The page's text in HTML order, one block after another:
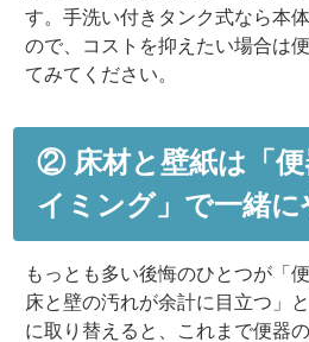
す。手洗い付きタンク式なら本
ので、コストを抑えたい場合は
てみてください。
② 床材と壁紙は「便
イミング」で一緒に
もっとも多い後悔のひとつが「
床と壁の汚れが余計に目立つ」
に取り替えると、これまで便器